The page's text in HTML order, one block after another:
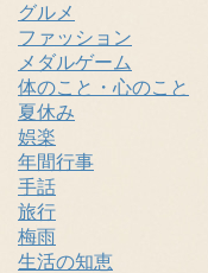
グルメ
ファッション
メダルゲーム
体のこと・心のこと
夏休み
娯楽
年間行事
手話
旅行
梅雨
生活の知恵